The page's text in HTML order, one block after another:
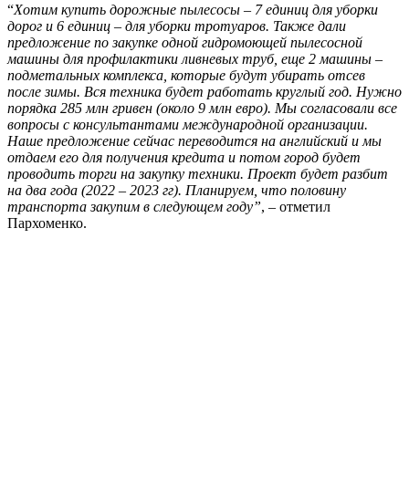
“Хотим купить дорожные пылесосы – 7 единиц для уборки
дорог и 6 единиц – для уборки тротуаров. Также дали
предложение по закупке одной гидромоющей пылесосной
машины для профилактики ливневых труб, еще 2 машины –
подметальных комплекса, которые будут убирать отсев
после зимы. Вся техника будет работать круглый год. Нужно
порядка 285 млн гривен (около 9 млн евро). Мы согласовали все
вопросы с консультантами международной организации.
Наше предложение сейчас переводится на английский и мы
отдаем его для получения кредита и потом город будет
проводить торги на закупку техники. Проект будет разбит
на два года (2022 – 2023 гг). Планируем, что половину
транспорта закупим в следующем году”, – отметил
Пархоменко.